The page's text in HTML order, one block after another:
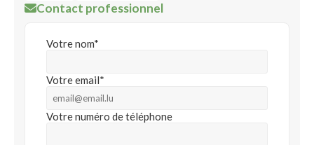
Contact professionnel
Votre nom*
Votre email*
Votre numéro de téléphone